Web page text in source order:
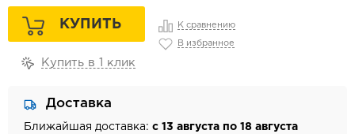
КУПИТЬ К сравнению
В избранное
Купить в 1 клик
Доставка
Ближайшая доставка: с 13 августа по 18 августа